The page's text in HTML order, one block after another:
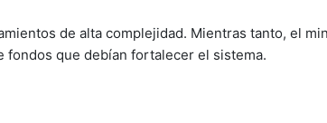
de alta complejidad. Mientras tanto, el
que debían fortalecer el sistema.